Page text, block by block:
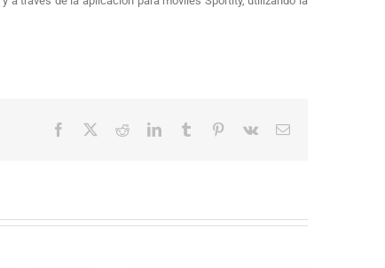
Facebook RedditLinkedInTumblr Pinterest
Vk
Correo